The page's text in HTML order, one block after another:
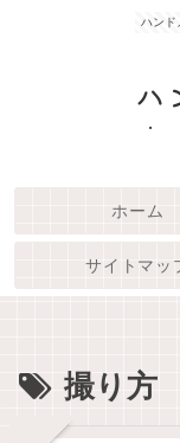
ハンド
ハ
ホーム
サイトマッ
撮り方